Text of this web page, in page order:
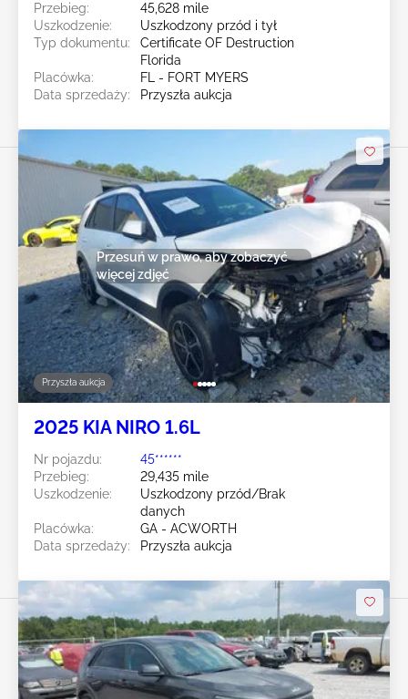
Przebieg:
45,628 mile
Uszkodzenie:
Uszkodzony przód i tył
Typ dokumentu:
Certificate OF Destruction
Florida
Placówka:
FL - FORT MYERS
Data sprzedaży:
Przyszła aukcja
Przyszła aukcja
Przesuń w prawo, aby zobaczyć
więcej zdjęć
2025 KIA NIRO 1.6L
Nr pojazdu:
45******
Przebieg:
29,435 mile
Uszkodzenie:
Uszkodzony przód/Brak
danych
Placówka:
GA - ACWORTH
Data sprzedaży:
Przyszła aukcja